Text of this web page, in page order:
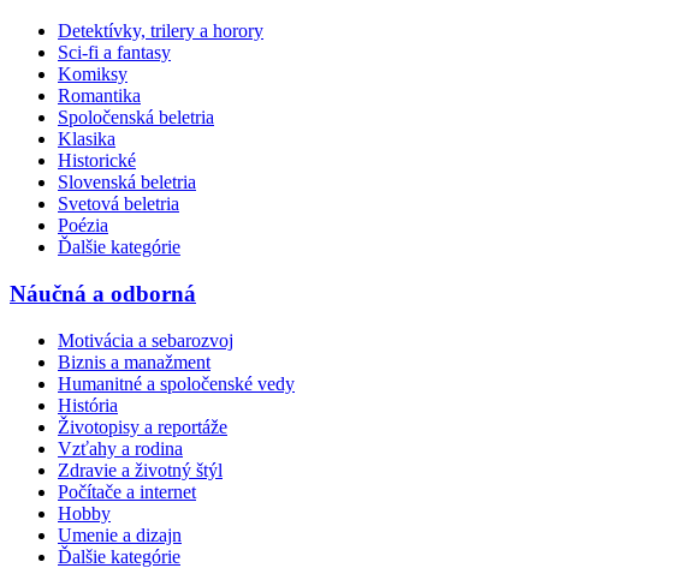
Detektívky, trilery a horory
Sci-fi a fantasy
Komiksy
Romantika
Spoločenská beletria
Klasika
Historické
Slovenská beletria
Svetová beletria
Poézia
Ďalšie kategórie
Náučná a odborná
Motivácia a sebarozvoj
Biznis a manažment
Humanitné a spoločenské vedy
História
Životopisy a reportáže
Vzťahy a rodina
Zdravie a životný štýl
Počítače a internet
Hobby
Umenie a dizajn
Ďalšie kategórie